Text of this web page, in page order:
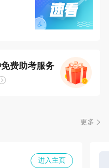
费助考服务
更多
进入主页